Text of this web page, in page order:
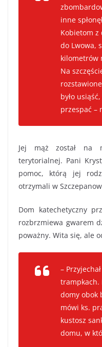
inne
Kobietom z
do Lwowa,
kilometrów
Na
było
przespać –
Jej mąż został na
terytorialnej. Pani
pomoc, którą jej
otrzymali w
Dom katechetyczny
rozbrzmiewa gwarem
poważny. Wita się, ale
–
trampkach.
domy obok
mówi ks.
kustosz
domu, w